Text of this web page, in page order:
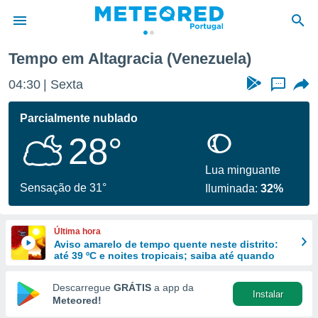
da
foi
fornecidas
a este
das
e
forma
digital
Tempo em Altagracia (Venezuela)
04:30 Sexta ...
Parcialmente nublado
28°
Sensação de 31°
Lua minguante
Iluminada:32%
Última hora
Aviso amarelo de tempo quente neste distrito:
até 39 ºC e noites tropicais; saiba até quando
Descarregue GRÁTIS a app da
Meteored!
Instalar